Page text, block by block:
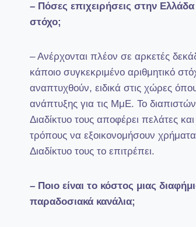
– Πόσες επιχειρήσεις στην Ελλάδα
στόχο;
– Ανέρχονται πλέον σε αρκετές
κάποιο συγκεκριμένο αριθμητικό
αναπτυχθούν, ειδικά στις χώρες
ανάπτυξης για τις ΜμΕ. Το
Διαδίκτυο τους αποφέρει πελάτες
τρόπους να εξοικονομήσουν
Διαδίκτυο τους το επιτρέπει.
– Ποιο είναι το κόστος μιας
παραδοσιακά κανάλια;